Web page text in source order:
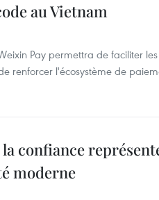
au Vietnam
Pay permettra de faciliter
renforcer l'écosystème de
confiance
moderne